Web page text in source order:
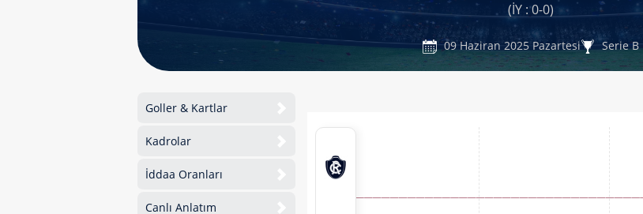
(İY : 0-0)
09 Haziran 2025 Pazartesi Serie B
Goller & Kartlar
Kadrolar
İddaa Oranları
Canlı Anlatım